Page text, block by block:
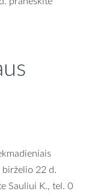
22 d.
Sauliui K., tel. 0